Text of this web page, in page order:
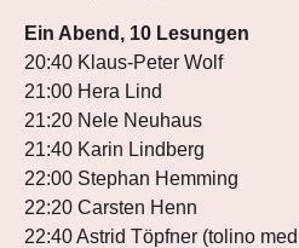
Ein Abend, 10 Lesungen
20:40 Klaus-Peter Wolf
21:00 Hera Lind
21:20 Nele Neuhaus
21:40 Karin Lindberg
22:00 Stephan Hemming
22:20 Carsten Henn
22:40 Astrid Töpfner (tolino